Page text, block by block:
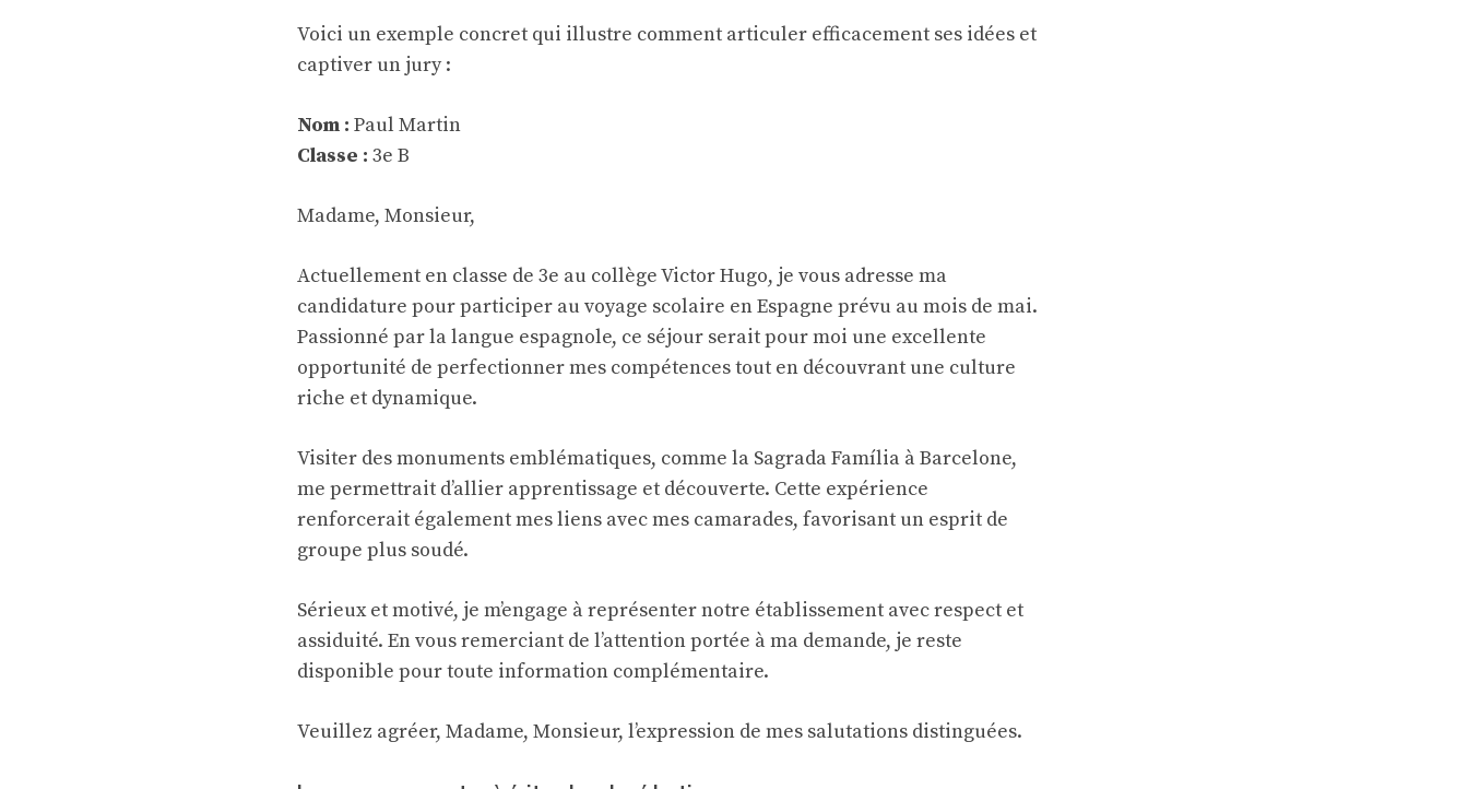
Voici un exemple concret qui illustre comment articuler efficacement ses idées et
captiver un jury :
Nom : Paul Martin
Classe : 3e B
Madame, Monsieur,
Actuellement en classe de 3e au collège Victor Hugo, je vous adresse ma
candidature pour participer au voyage scolaire en Espagne prévu au mois de mai.
Passionné par la langue espagnole, ce séjour serait pour moi une excellente
opportunité de perfectionner mes compétences tout en découvrant une culture
riche et dynamique.
Visiter des monuments emblématiques, comme la Sagrada Família à Barcelone,
me permettrait d’allier apprentissage et découverte. Cette expérience
renforcerait également mes liens avec mes camarades, favorisant un esprit de
groupe plus soudé.
Sérieux et motivé, je m’engage à représenter notre établissement avec respect et
assiduité. En vous remerciant de l’attention portée à ma demande, je reste
disponible pour toute information complémentaire.
Veuillez agréer, Madame, Monsieur, l’expression de mes salutations distinguées.